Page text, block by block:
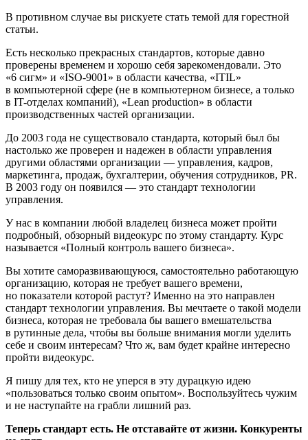
В противном случае вы рискуете стать темой для горестной
статьи.
Есть несколько прекрасных стандартов, которые давно
проверены временем и хорошо себя зарекомендовали. Это
«6 сигм» и «ISO-9001» в области качества, «ITIL»
в компьютерной сфере (не в компьютерном бизнесе, а только
в IT-отделах компаний), «Lean production» в области
производственных частей организации.
До 2003 года не существовало стандарта, который был бы
настолько же проверен и надежен в области управления
другими областями организации — управления, кадров,
маркетинга, продаж, бухгалтерии, обучения сотрудников, PR.
В 2003 году он появился — это стандарт технологии
управления.
У нас в компании любой владелец бизнеса может пройти
подробный, обзорный видеокурс по этому стандарту. Курс
называется «Полный контроль вашего бизнеса».
Вы хотите саморазвивающуюся, самостоятельно работающую
организацию, которая не требует вашего времени,
но показатели которой растут? Именно на это направлен
стандарт технологии управления. Вы мечтаете о такой модели
бизнеса, которая не требовала бы вашего вмешательства
в рутинные дела, чтобы вы больше внимания могли уделить
себе и своим интересам? Что ж, вам будет крайне интересно
пройти видеокурс.
Я пишу для тех, кто не уперся в эту дурацкую идею
«пользоваться только своим опытом». Воспользуйтесь чужим
и не наступайте на грабли лишний раз.
Теперь стандарт есть. Не отставайте от жизни. Конкуренты